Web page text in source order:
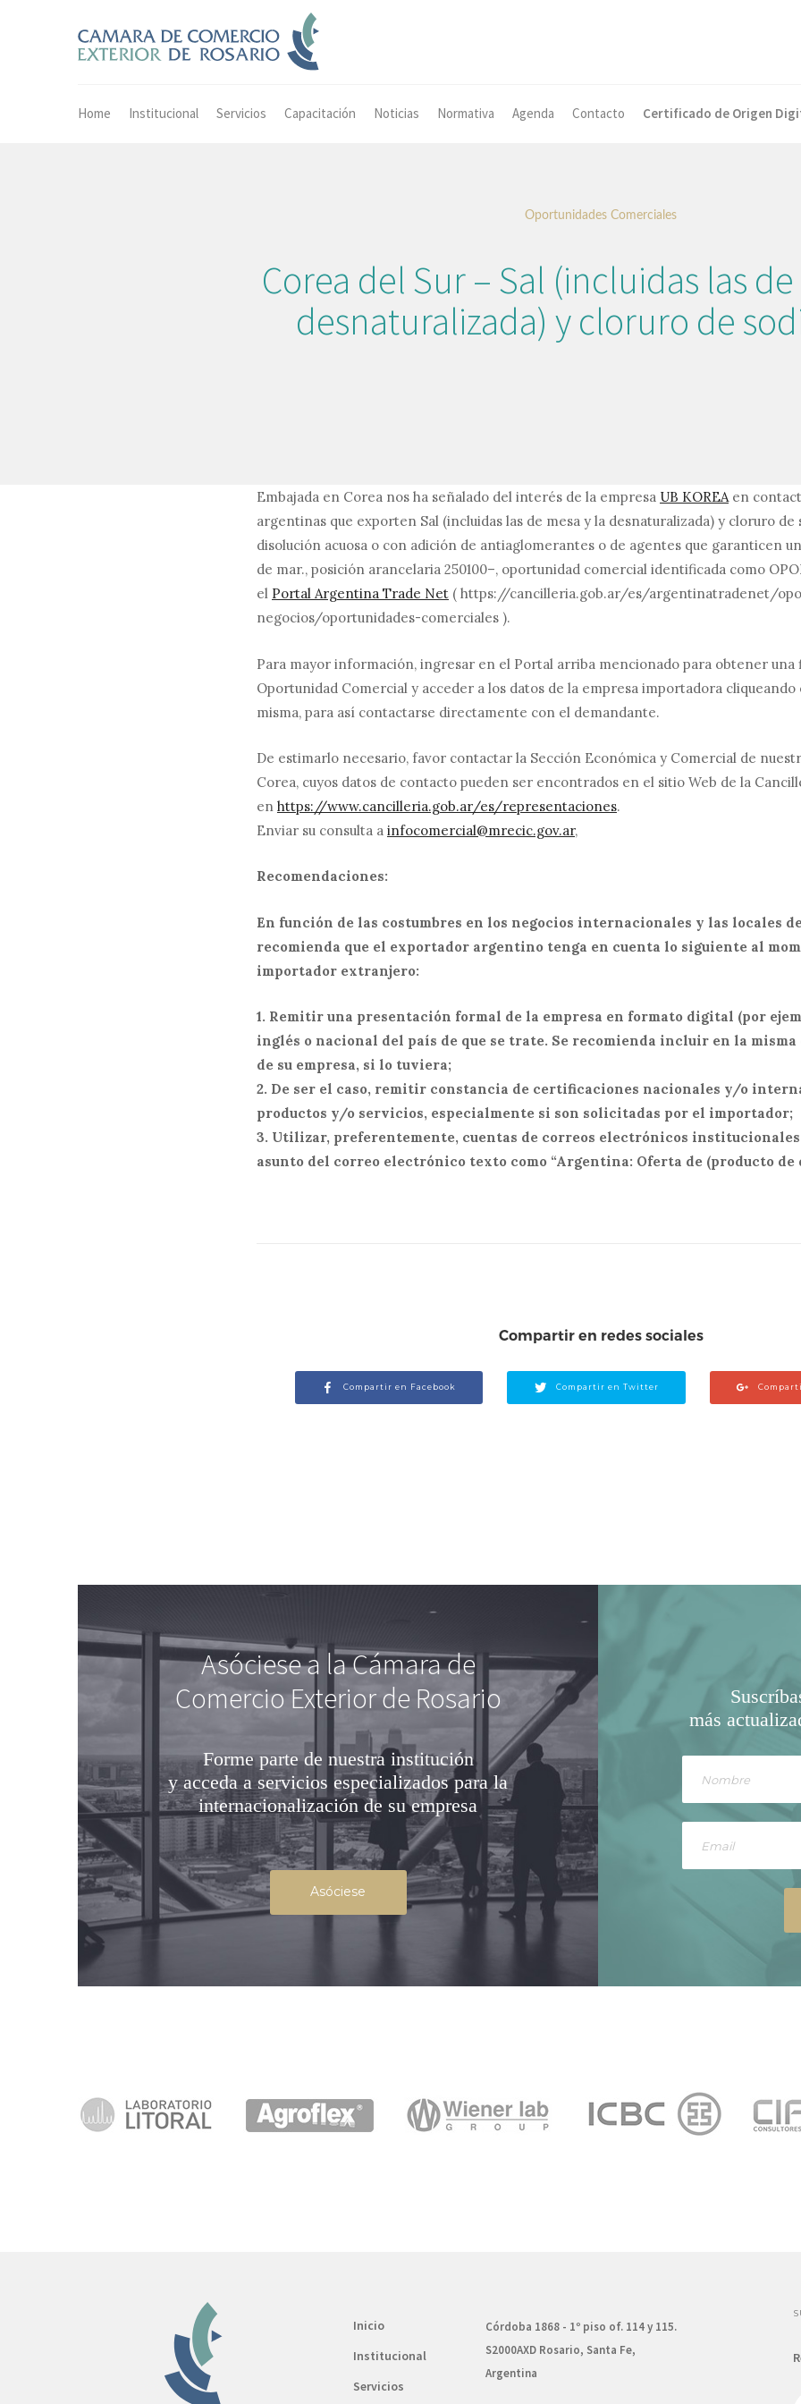
Home Institucional Servicios Capacitación Noticias Normativa Agenda Contacto Certificado de Origen
Oportunidades Comerciales
Corea del Sur – Sal (incluidas las
desnaturalizada) y cloruro de
Embajada en Corea nos ha señalado del interés de la empresa UB KOREAen
argentinas que exporten Sal (incluidas las de mesa y la desnaturalizada) y cloruro de
disolución acuosa o con adición de antiaglomerantes o de agentes que garanticen
de mar., posición arancelaria 250100–, oportunidad comercial identificada como
el Portal Argentina Trade Net ( https://cancilleria.gob.ar/es/argentinatradenet/
negocios/oportunidades-comerciales ).
Para mayor información, ingresar en el Portal arriba mencionado para obtener una
Oportunidad Comercial y acceder a los datos de la empresa importadora
misma, para así contactarse directamente con el demandante.
De estimarlo necesario, favor contactar la Sección Económica y Comercial de
Corea, cuyos datos de contacto pueden ser encontrados en el sitio Web de la
en https://www.cancilleria.gob.ar/es/representaciones.
Enviar su consulta a infocomercial@mrecic.gov.ar,
Recomendaciones:
En función de las costumbres en los negocios internacionales y las locales
recomienda que el exportador argentino tenga en cuenta lo siguiente al
importador extranjero:
1. Remitir una presentación formal de la empresa en formato digital (por
inglés o nacional del país de que se trate. Se recomienda incluir en la
de su empresa, si lo tuviera;
2. De ser el caso, remitir constancia de certificaciones nacionales y/o
productos y/o servicios, especialmente si son solicitadas por el importador;
3. Utilizar, preferentemente, cuentas de correos electrónicos
asunto del correo electrónico texto como “Argentina: Oferta de (producto de
Compartir en redes sociales
Compartir en Facebook Compartir en Twitter
Asóciese a la Cámara de
Comercio Exterior de Rosario
Forme parte de nuestra institución
y acceda a servicios especializados para la
internacionalización de su empresa
Asóciese
más
Inicio
Institucional
Servicios
Córdoba 1868 - 1º piso of. 114 y 115.
S2000AXD Rosario, Santa Fe,
Argentina